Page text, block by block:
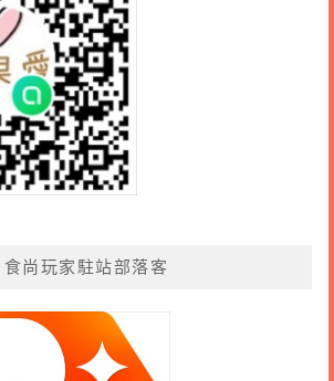
食尚玩家駐站部落客